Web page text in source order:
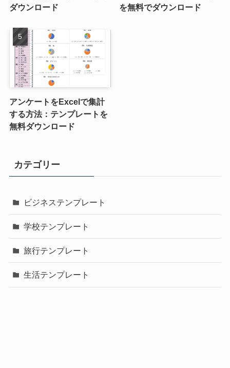
ダウンロード
を無料でダウンロード
アンケートをExcelで集計
する方法：テンプレートを
無料ダウンロード
カテゴリー
ビジネステンプレート
学校テンプレート
旅行テンプレート
生活テンプレート